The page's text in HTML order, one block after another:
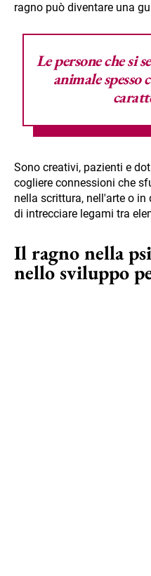
ragno può diventare una
Le persone che si
animale spesso
Sono creativi, pazienti e
cogliere connessioni che
nella scrittura, nell'arte o
di intrecciare legami tra
Il ragno nella
nello sviluppo